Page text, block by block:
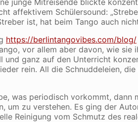
affektivem Schülersound:
ist, hat beim Tango auch
https://berlintangovibes.com/blog/
vor allem aber davon, wie sie
ganz auf den Unterricht
rein. All die Schnuddeleien,
was periodisch vorkommt, dann
um zu verstehen. Es ging der
Reinigung vom Schmutz des